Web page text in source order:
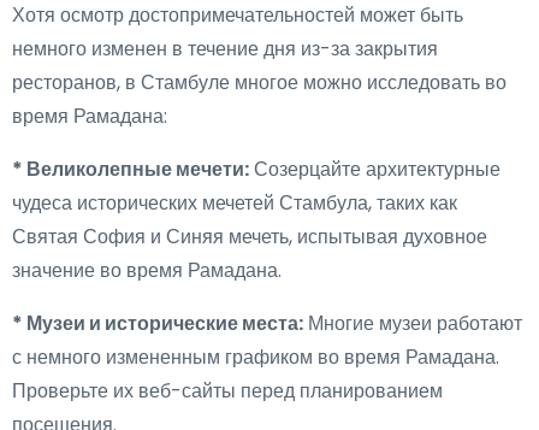
Хотя осмотр достопримечательностей может быть
немного изменен в течение дня из-за закрытия
ресторанов, в Стамбуле многое можно исследовать во
время Рамадана:
* Великолепные мечети:Созерцайте архитектурные
чудеса исторических мечетей Стамбула, таких как
Святая София и Синяя мечеть, испытывая духовное
значение во время Рамадана.
* Музеи и исторические места: Многие музеи работают
с немного измененным графиком во время Рамадана.
Проверьте их веб-сайты перед планированием